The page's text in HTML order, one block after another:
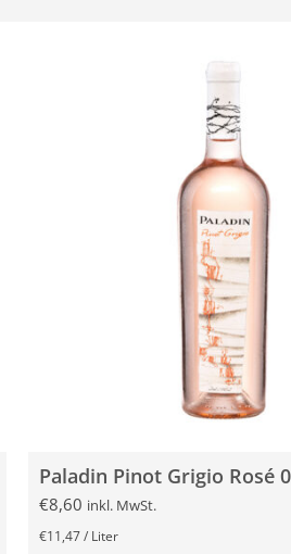
Paladin Pinot Grigio Rosé
€8,60 inkl. MwSt.
€11,47/ Liter